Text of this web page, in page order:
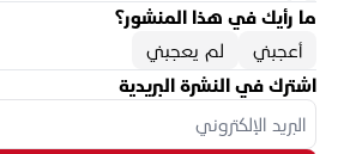
ما رأيك في هذا المنشور؟
أعجبني
لم يعجبني
اشترك في النشرة البريدية